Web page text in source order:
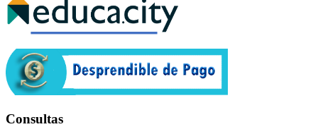
Consultas